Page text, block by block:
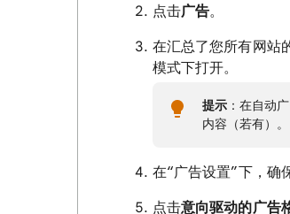
点击广告。
在汇总了您所有网站
模式下打开。
提示 ：在自动
内容（若有）。
在“广告设置”下，确
点击意向驱动的广告